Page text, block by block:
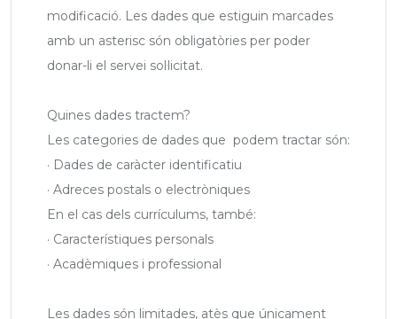
modificació. Les dades que estiguin marcades
amb un asterisc són obligatòries per poder
donar-li el servei sol·licitat.
Quines dades tractem?
Les categories de dades que podem tractar són:
· Dades de caràcter identificatiu
· Adreces postals o electròniques
En el cas dels currículums, també:
· Característiques personals
· Acadèmiques i professional
Les dades són limitades, atès que únicament